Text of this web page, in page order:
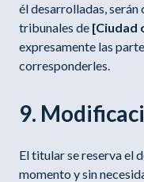
él desarrolladas,
tribunales de [Ciudad
expresamente las
corresponderles.
9.
El titular se reserva el
momento y sin